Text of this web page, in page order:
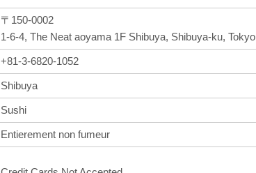
〒150-0002
1-6-4, The Neat aoyama 1F Shibuya, Shibuya-ku, Tokyo
+81-3-6820-1052
Shibuya
Sushi
Entierement non fumeur